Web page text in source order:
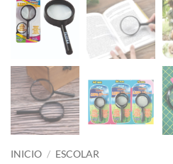
INICIO / ESCOLAR